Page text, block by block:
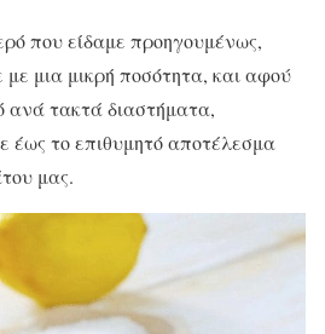
που είδαμε προηγουμένως,
με μια μικρή ποσότητα, και αφού
ανά τακτά διαστήματα,
έως το επιθυμητό αποτέλεσμα
μας.